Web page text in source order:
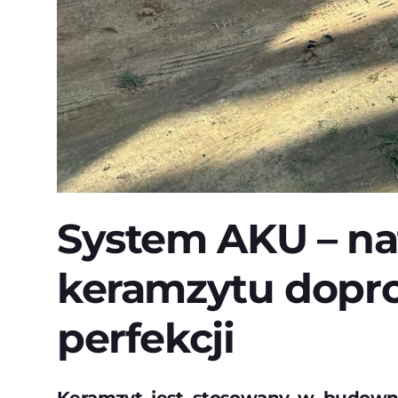
System AKU –
keramzytu
perfekcji